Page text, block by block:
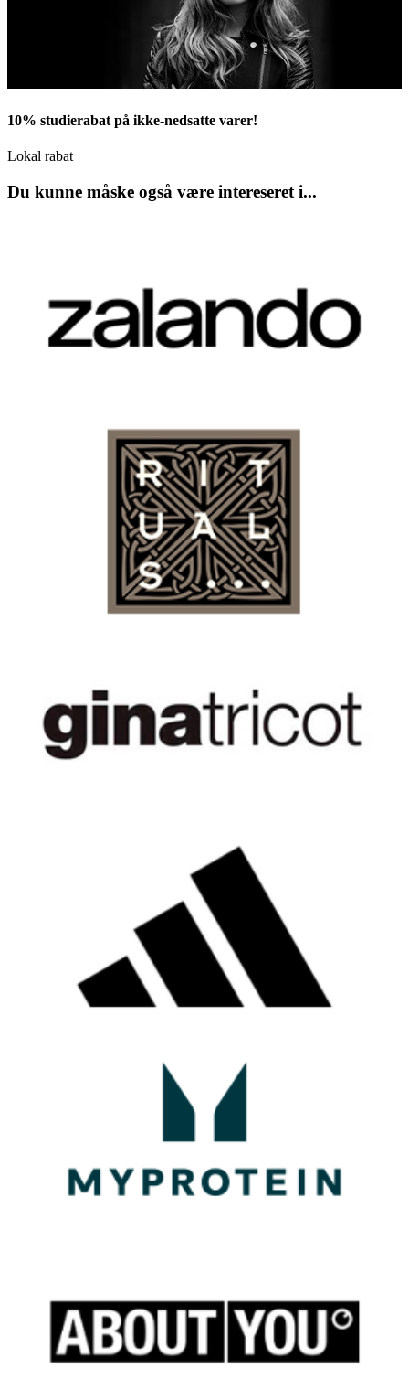
10% studierabat på ikke-nedsatte varer!
Lokal rabat
Du kunne måske også være intereseret i...